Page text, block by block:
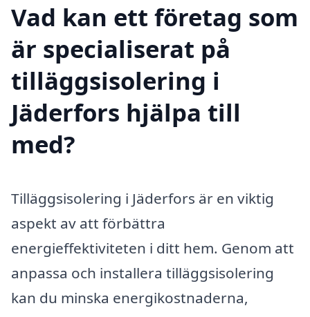
Vad kan ett företag som
är specialiserat på
tilläggsisolering i
Jäderfors hjälpa till
med?
Tilläggsisolering i Jäderfors är en viktig
aspekt av att förbättra
energieffektiviteten i ditt hem. Genom att
anpassa och installera tilläggsisolering
kan du minska energikostnaderna,